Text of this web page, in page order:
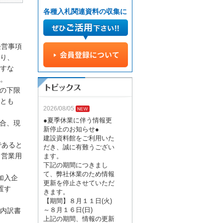
事項
、
な
下限
も
、現
ると
業用
入企
す
訳書
各種入札関連資料の収集に
2026/08/05
●夏季休業に伴う情報更
新停止のお知らせ●
建設資料館をご利用いた
だき、誠に有難うござい
ます。
下記の期間につきまし
て、弊社休業のため情報
更新を停止させていただ
きます。
【期間】８月１１日(火)
～８月１６日(日)
上記の期間、情報の更新